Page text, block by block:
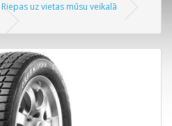
Riepas uz vietas mūsu veikalā